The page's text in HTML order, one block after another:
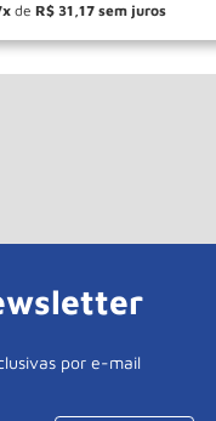
de R$ 31,17
＋
por e-mail